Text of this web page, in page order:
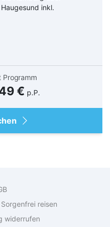
h-Moll op. 61
inkl.
Programm
€ p.P.
Sorgenfrei reisen
widerrufen